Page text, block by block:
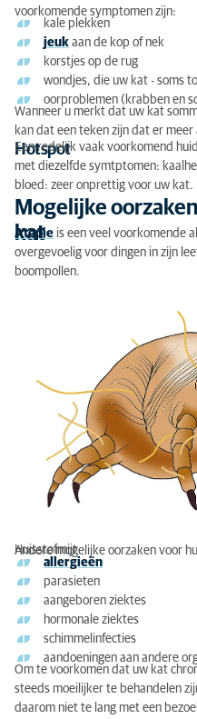
Welke behandeling
Oorproblemen en een
Kosten behandeling
voorkomende symptomen zijn:
kale plekken
jeuk aan de kop of nek
korstjes op de rug
wondjes, die uw kat - soms
oorproblemen (krabben en
Wanneer u merkt dat uw kat
kan dat een teken zijn dat er meer
Hotspot
Een redelijk vaak voorkomend
met diezelfde symtptomen:
bloed: zeer onprettig voor uw kat.
Mogelijke
kat
Atopie is een veel voorkomende
overgevoelig voor dingen in zijn
boompollen.
Huisstofmijt
Andere mogelijke oorzaken voor
allergieën
parasieten
aangeboren ziektes
hormonale ziektes
schimmelinfecties
aandoeningen aan andere
Om te voorkomen dat uw kat
steeds moeilijker te behandelen
daarom niet te lang met een